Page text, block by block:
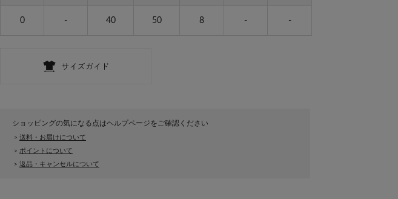
0 - 40 50 8 - -
ショッピングの気になる点はヘルプページをご確認ください
> 送料・お届けについて
> ポイントについて
> 返品・キャンセルについて